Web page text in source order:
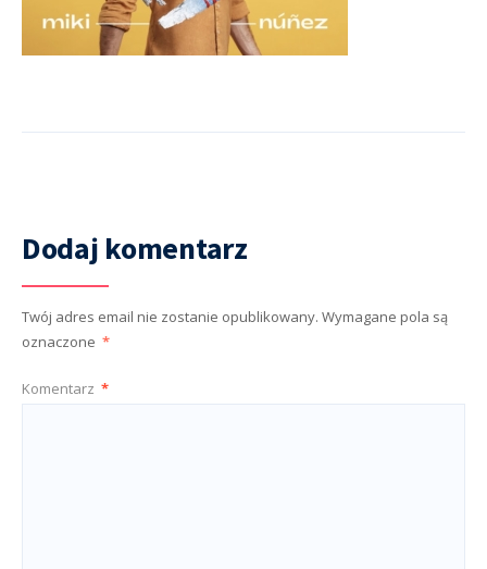
Dodaj komentarz
Twój adres email nie zostanie opublikowany. Wymagane pola są
oznaczone *
Komentarz *